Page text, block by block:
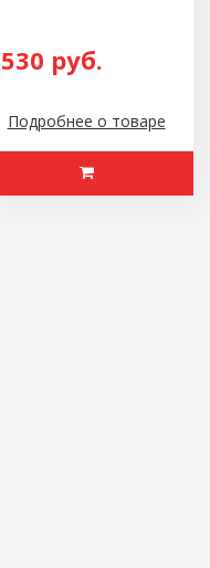
530 руб.
Подробнее о товаре